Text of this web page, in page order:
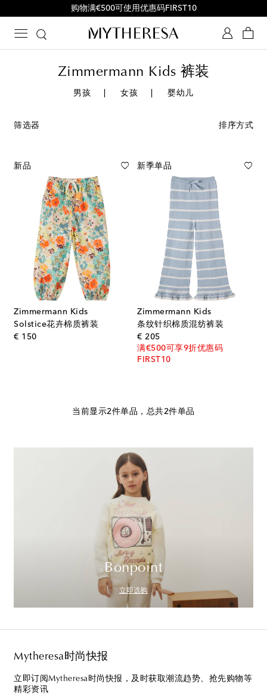
购物满€500可使用优惠码FIRST10
Zimmermann Kids 裤装
男孩 女孩 婴幼儿
筛选器 排序方式
新品
Zimmermann Kids
Solstice花卉棉质裤装
€ 150original price
新季单品
Zimmermann Kids
条纹针织棉质混纺裤装
€ 205original price
满€500可享9折优惠码
FIRST10
当前显示2件单品，总共2件单品
Bonpoint
立即选购
Mytheresa时尚快报
立即订阅Mytheresa时尚快报，及时获取潮流趋势、抢先购物等
精彩资讯